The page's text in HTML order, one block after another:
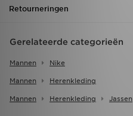
Retourneringen
Gerelateerde categorieën
Mannen Nike
Mannen Herenkleding
Mannen Herenkleding Jassen